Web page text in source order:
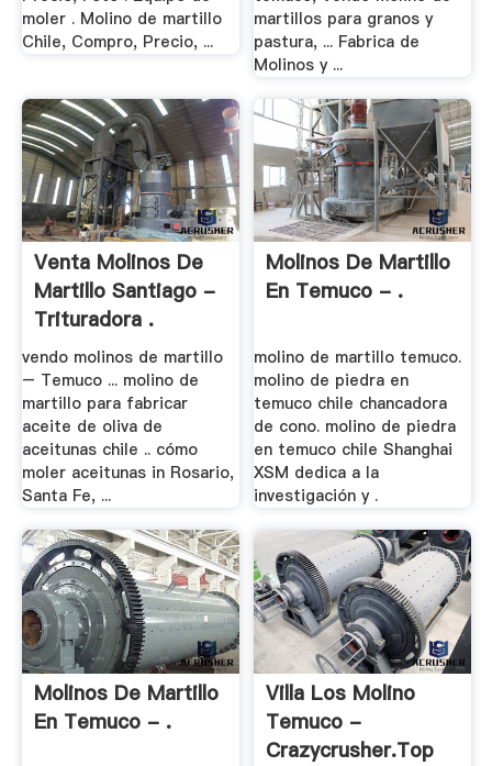
moler . Molino de martillo
Chile, Compro, Precio, ...
martillos para granos y
pastura, ... Fabrica de
Molinos y ...
Venta Molinos De
Martillo Santiago -
Trituradora .
vendo molinos de martillo
– Temuco ... molino de
martillo para fabricar
aceite de oliva de
aceitunas chile .. cómo
moler aceitunas in Rosario,
Santa Fe, ...
Molinos De Martillo
En Temuco - .
molino de martillo temuco.
molino de piedra en
temuco chile chancadora
de cono. molino de piedra
en temuco chile Shanghai
XSM dedica a la
investigación y .
Molinos De Martillo
En Temuco - .
Villa Los Molino
Temuco -
Crazycrusher.top